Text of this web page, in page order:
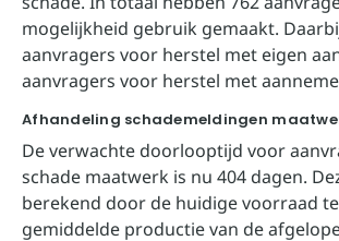
mogelijkheid gebruik gemaakt.
aanvragers voor herstel met eigen
aanvragers voor herstel met
Afhandeling schademeldingen
De verwachte doorlooptijd voor
schade maatwerk is nu 404 dagen.
berekend door de huidige voorraad
gemiddelde productie van de